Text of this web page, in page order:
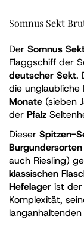
Somnus Sekt
Der Somnus
Flaggschiff der
deutscher Sekt.
die unglaubliche
Monate (sieben
der Pfalz
Dieser Spitzen-
Burgundersorten
auch Riesling)
klassischen
Hefelager ist der
Komplexität,
langanhaltenden